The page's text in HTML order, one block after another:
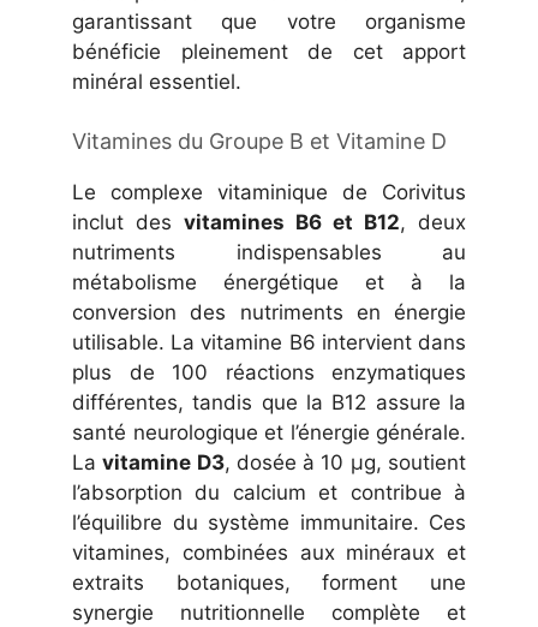
garantissant que votre organisme
bénéficie pleinement de cet apport
minéral essentiel.
Vitamines du Groupe B et Vitamine D
Le complexe vitaminique de Corivitus
inclut des vitamines B6 et B12, deux
nutriments indispensables au
métabolisme énergétique et à la
conversion des nutriments en énergie
utilisable. La vitamine B6 intervient dans
plus de 100 réactions enzymatiques
différentes, tandis que la B12 assure la
santé neurologique et l’énergie générale.
Lavitamine D3, dosée à 10 µg, soutient
l’absorption du calcium et contribue à
l’équilibre du système immunitaire. Ces
vitamines, combinées aux minéraux et
extraits botaniques, forment une
synergie nutritionnelle complète et